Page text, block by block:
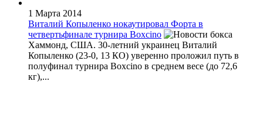
1 Марта 2014
Виталий Копыленко нокаутировал Форта в
четвертьфинале турнира Boxcino
Хаммонд, США. 30-летний украинец Виталий
Копыленко (23-0, 13 КО) уверенно проложил путь в
полуфинал турнира Boxcino в среднем весе (до 72,6
кг),...